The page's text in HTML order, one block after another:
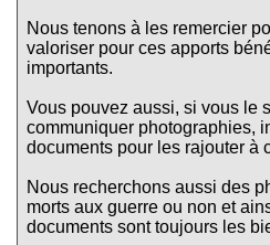
Nous tenons à les remercier
valoriser pour ces apports
importants.
Vous pouvez aussi, si vous le
communiquer photographies,
documents pour les rajouter à
Nous recherchons aussi des
morts aux guerre ou non et
documents sont toujours les